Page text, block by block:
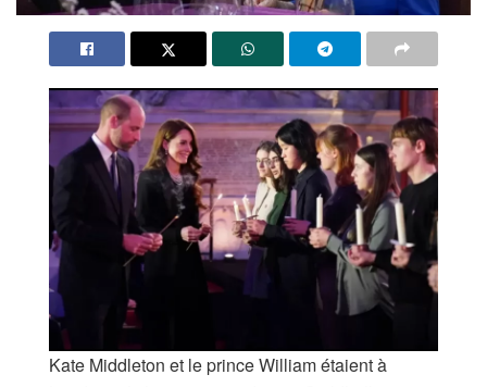
Kate Middleton et le prince William étaient à